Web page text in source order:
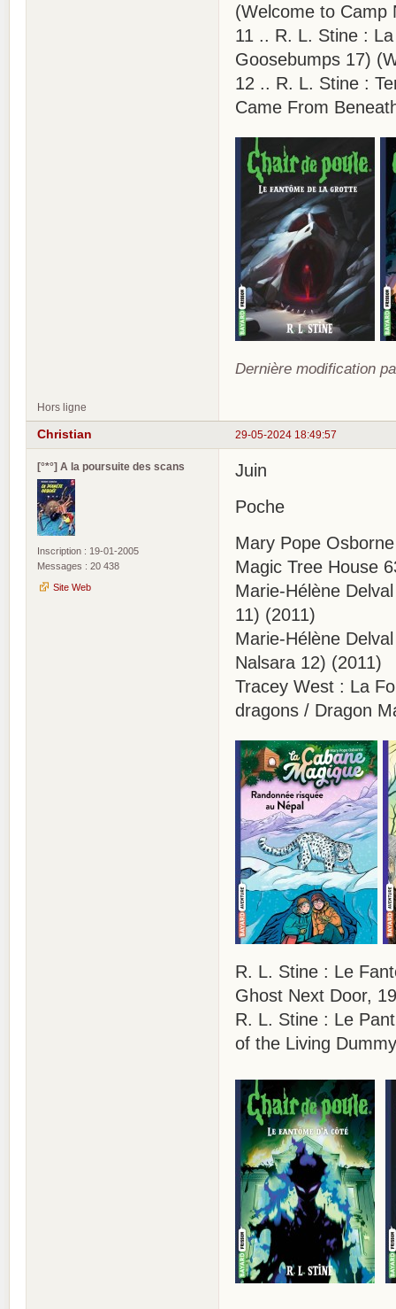
(Welcome to Camp
11 .. R. L. Stine :
Goosebumps 17)
12 .. R. L. Stine :
Came From
Dernière modification
Hors ligne
29-05-2024 18:49:57
Christian
[°*°] A la poursuite des scans
Inscription : 19-01-2005
Messages : 20 438
Site Web
Juin
Poche
Mary Pope
Magic Tree House
Marie-Hélène
11) (2011)
Marie-Hélène
Nalsara 12) (2011)
Tracey West : La
dragons / Dragon
R. L. Stine : Le
Ghost Next Door,
R. L. Stine : Le
of the Living